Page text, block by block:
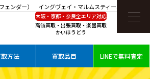
ェンダー） イングヴェイ・マルムスティーン シグネチ
大阪・京都・奈良全エリア対応
高価買取・出張買取・楽器買取
かいほうどう
取方法 買取品目 LINEで無料査定